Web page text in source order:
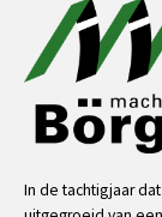
In de tachtigjaar